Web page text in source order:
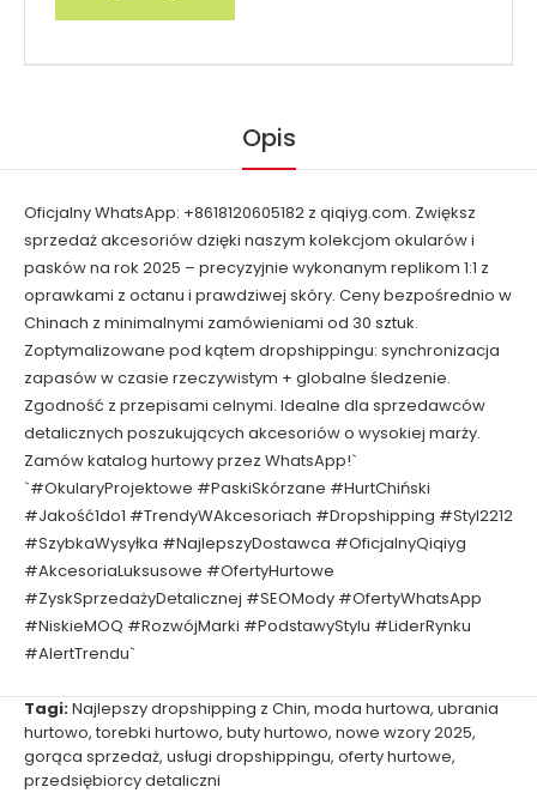
Opis
Oficjalny WhatsApp: +8618120605182 z qiqiyg.com. Zwiększ
sprzedaż akcesoriów dzięki naszym kolekcjom okularów i
pasków na rok 2025 – precyzyjnie wykonanym replikom 1:1 z
oprawkami z octanu i prawdziwej skóry. Ceny bezpośrednio w
Chinach z minimalnymi zamówieniami od 30 sztuk.
Zoptymalizowane pod kątem dropshippingu: synchronizacja
zapasów w czasie rzeczywistym + globalne śledzenie.
Zgodność z przepisami celnymi. Idealne dla sprzedawców
detalicznych poszukujących akcesoriów o wysokiej marży.
Zamów katalog hurtowy przez WhatsApp!`
`#OkularyProjektowe #PaskiSkórzane #HurtChiński
#Jakość1do1 #TrendyWAkcesoriach #Dropshipping #Styl2212
#SzybkaWysyłka #NajlepszyDostawca #OficjalnyQiqiyg
#AkcesoriaLuksusowe #OfertyHurtowe
#ZyskSprzedażyDetalicznej #SEOMody #OfertyWhatsApp
#NiskieMOQ #RozwójMarki #PodstawyStylu #LiderRynku
#AlertTrendu`
Tagi:Najlepszy dropshipping z Chin, moda hurtowa, ubrania
hurtowo, torebki hurtowo, buty hurtowo, nowe wzory 2025,
gorąca sprzedaż, usługi dropshippingu, oferty hurtowe,
przedsiębiorcy detaliczni